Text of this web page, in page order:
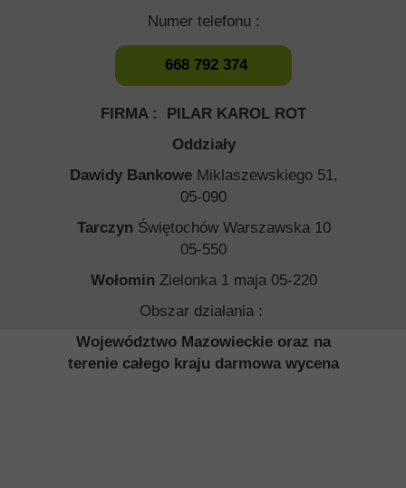
668 792 374
Numer telefonu :
FIRMA : PILAR KAROL ROT
Oddziały
Dawidy Bankowe Miklaszewskiego 51,
05-090
Tarczyn Świętochów Warszawska 10
05-550
Wołomin Zielonka 1 maja 05-220
Obszar działania :
Województwo Mazowieckie oraz na
terenie całego kraju darmowa wycena